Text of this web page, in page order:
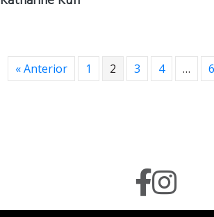
« Anterior 1 2 3 4 …